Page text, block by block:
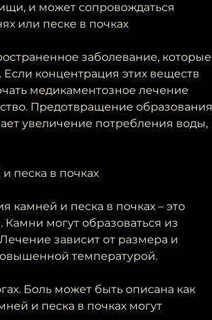
и может сопровождаться
или песке в почках
заболевание, которые
концентрация этих веществ
медикаментозное лечение
Предотвращение образования
увеличение потребления воды,
песка в почках
камней и песка в почках – это
могут образоваться из
зависит от размера и
температурой.
Боль может быть описана как
и песка в почках могут